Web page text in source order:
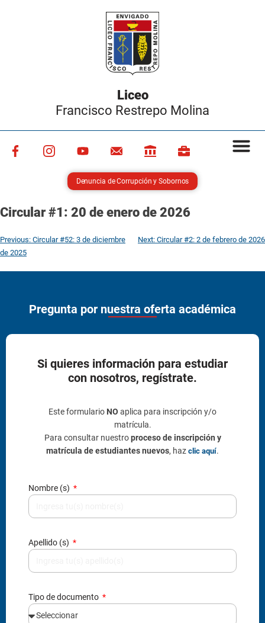
Liceo
Francisco Restrepo Molina
Denuncia de Corrupción y Sobornos
Circular #1: 20 de enero de 2026
Previous: Circular #52: 3 de diciembre
de 2025
Next: Circular #2: 2 de febrero de 2026
Pregunta por nuestra oferta académica
Si quieres información para estudiar
con nosotros, regístrate.
Este formulario NO aplica para inscripción y/o
matrícula.
Para consultar nuestroproceso de inscripción y
matrícula de estudiantes nuevos, haz clic aquí.
Nombre (s)
Apellido (s)
Tipo de documento